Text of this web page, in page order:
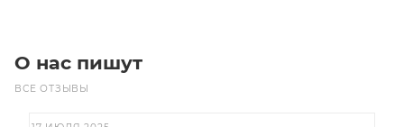
О нас пишут
ВСЕ ОТЗЫВЫ